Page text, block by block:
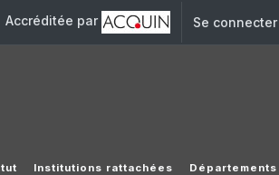
Accréditée par Se connecter
Institutions rattachées Départements